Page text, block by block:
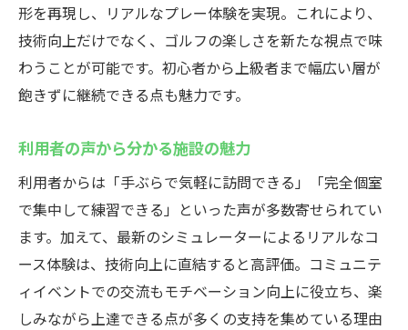
形を再現し、リアルなプレー体験を実現。これにより、
技術向上だけでなく、ゴルフの楽しさを新たな視点で味
わうことが可能です。初心者から上級者まで幅広い層が
飽きずに継続できる点も魅力です。
利用者の声から分かる施設の魅力
利用者からは「手ぶらで気軽に訪問できる」「完全個室
で集中して練習できる」といった声が多数寄せられてい
ます。加えて、最新のシミュレーターによるリアルなコ
ース体験は、技術向上に直結すると高評価。コミュニテ
ィイベントでの交流もモチベーション向上に役立ち、楽
しみながら上達できる点が多くの支持を集めている理由